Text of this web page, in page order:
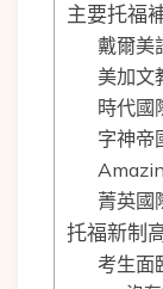
主要托福
戴爾美
美加文
時代國
字神帝
菁英國
托福新制
考生面